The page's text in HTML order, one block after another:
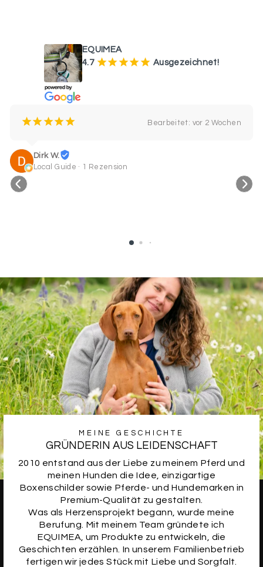
EQUIMEA
4.7 ¡¡¡¡¡ Ausgezeichnet!
¡¡¡¡¡ Bearbeitet: vor 2 Wochen
Dirk W.
Local Guide · 1 Rezension
MEINE GESCHICHTE
GRÜNDERIN AUS LEIDENSCHAFT
2010 entstand aus der Liebe zu meinem Pferd und
meinen Hunden die Idee, einzigartige
Boxenschilder sowie Pferde- und Hundemarken in
Premium-Qualität zu gestalten.
Was als Herzensprojekt begann, wurde meine
Berufung. Mit meinem Team gründete ich
EQUIMEA, um Produkte zu entwickeln, die
Geschichten erzählen. In unserem Familienbetrieb
fertigen wir jedes Stück mit Liebe und Sorgfalt.